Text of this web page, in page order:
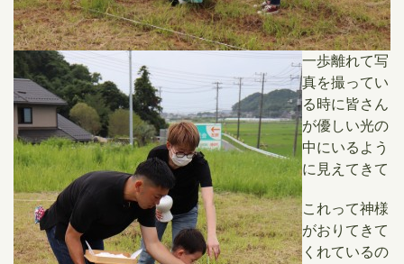
一歩離れて写
真を撮ってい
る時に皆さん
が優しい光の
中にいるよう
に見えてきて
これって神様
がおりてきて
くれているの